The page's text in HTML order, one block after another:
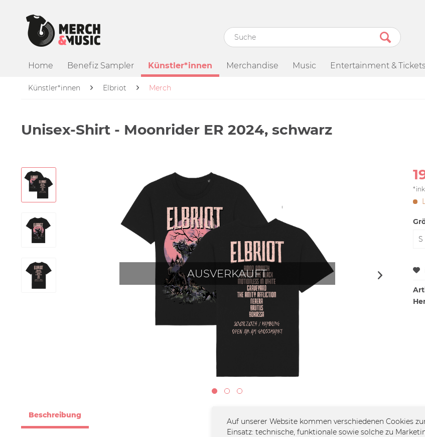
Home Benefiz Sampler Künstler*innen Merchandise Music Entertainment & Tickets
Künstler*innen Elbriot Merch
Unisex-Shirt - Moonrider ER 2024, schwarz
AUSVERKAUFT
Beschreibung
Auf unserer Website kommen verschiedenen Cookies
Einsatz: technische, funktionale sowie solche zu